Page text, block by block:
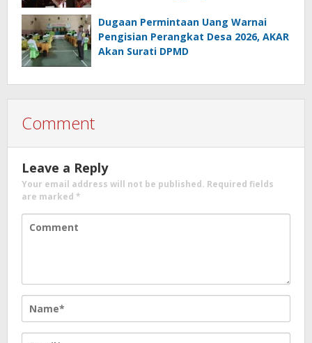
Dugaan Permintaan Uang Warnai
Pengisian Perangkat Desa 2026, AKAR
Akan Surati DPMD
Comment
Leave a Reply
Your email address will not be published. Required fields
are marked *